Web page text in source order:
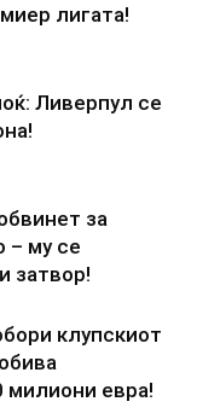
лигата!
Ливерпул се
за
– му се
затвор!
клупскиот
милиони евра!